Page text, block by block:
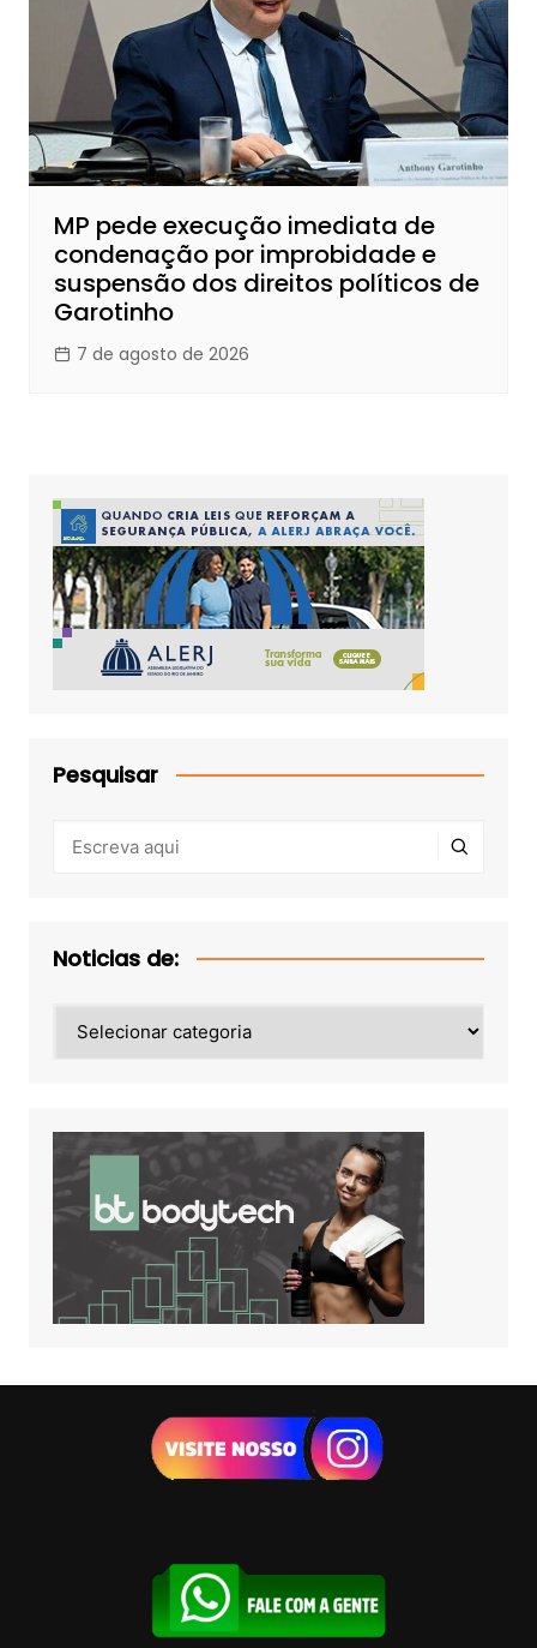
MP pede execução imediata de
condenação por improbidade e
suspensão dos direitos políticos de
Garotinho
7 de agosto de 2026
Pesquisar
Noticias de:
de: